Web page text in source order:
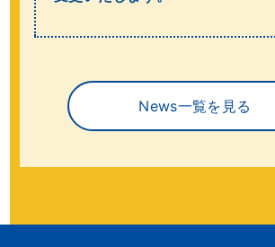
News一覧を見る